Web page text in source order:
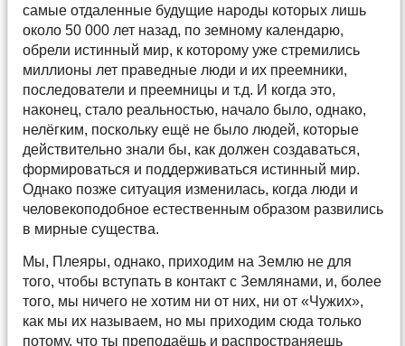
самые отдаленные будущие народы которых лишь
около 50 000 лет назад, по земному календарю,
обрели истинный мир, к которому уже стремились
миллионы лет праведные люди и их преемники,
последователи и преемницы и т.д. И когда это,
наконец, стало реальностью, начало было, однако,
нелёгким, поскольку ещё не было людей, которые
действительно знали бы, как должен создаваться,
формироваться и поддерживаться истинный мир.
Однако позже ситуация изменилась, когда люди и
человекоподобное естественным образом развились
в мирные существа.
Мы, Плеяры, однако, приходим на Землю не для
того, чтобы вступать в контакт с Землянами, и, более
того, мы ничего не хотим ни от них, ни от «Чужих»,
как мы их называем, но мы приходим сюда только
потому, что ты преподаёшь и распространяешь